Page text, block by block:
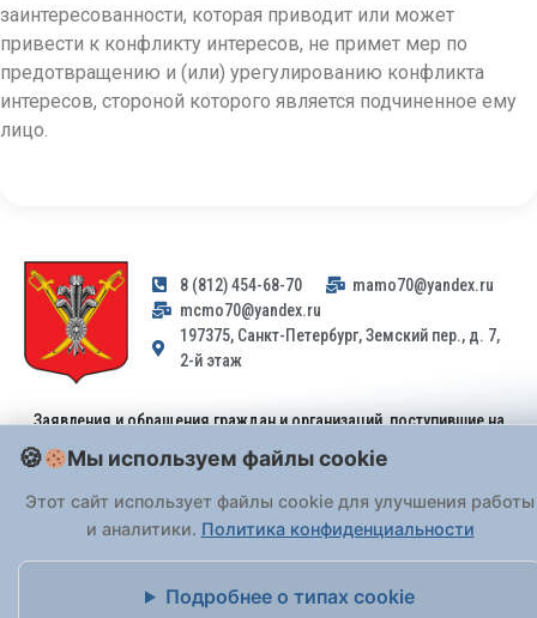
заинтересованности, которая приводит или может
привести к конфликту интересов, не примет мер по
предотвращению и (или) урегулированию конфликта
интересов, стороной которого является подчиненное ему
лицо.
8 (812) 454-68-70
mamo70@yandex.ru
mcmo70@yandex.ru
197375, Санкт-Петербург, Земский пер., д. 7,
2-й этаж
Заявления и обращения граждан и организаций, поступившие на
адрес email, не могут быть рассмотрены на основании
Федерального закона от 02.05.2006 № 59-ФЗ. Обращения
принимаются только: по почте, черезпортал «Госуслуги» (ЕПГУ)
или лично при предъявлении паспорта.
На Сайте действует Политика обработки персональных данных
Мы используем файлы cookie
Этот сайт использует файлы cookie для улучшения работы
и аналитики. Политика конфиденциальности
Подробнее о типах cookie